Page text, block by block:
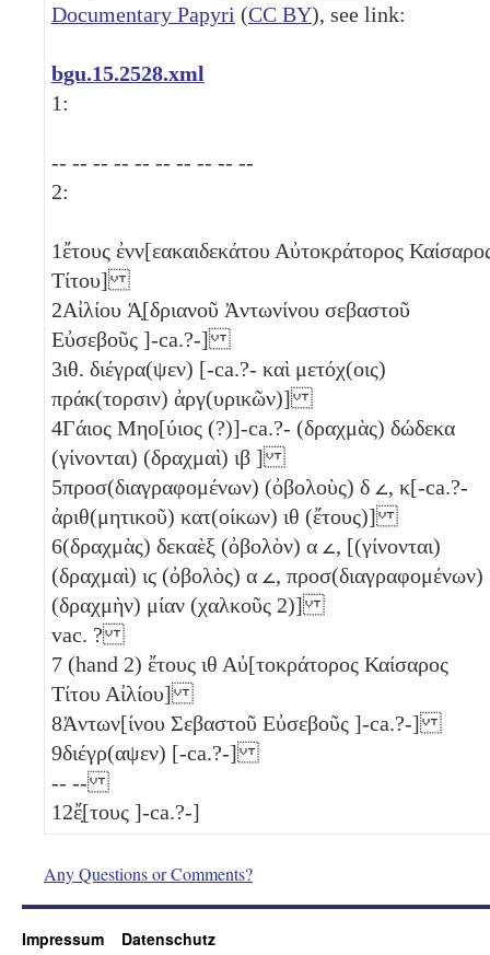
Documentary Papyri (CC BY), see link:
bgu.15.2528.xml
1:
-- -- -- -- -- -- -- -- -- --
2:
1ἔτους ἐνν[εακαιδεκάτου Αὐτοκράτορος
Τίτου]
2Αἰλίου Ἁ̣[δριανοῦ Ἀντωνίνου σεβαστοῦ
Εὐσεβοῦς ]-ca.?-]
3ιθ. διέγρα(ψεν) [-ca.?- καὶ μετόχ(οις)
πράκ(τορσιν) ἀργ(υρικῶν)]
4Γάιος Μηο[ύιος (?)]-ca.?- (δραχμὰς) δώδεκα
(γίνονται) (δραχμαὶ) ιβ ]
5προσ(διαγραφομένων) (ὀβολοὺς) δ 𐅵, κ[-ca.?-
ἀριθ(μητικοῦ) κατ(οίκων) ιθ (ἔτους)]
6(δραχμὰς) δεκαὲξ (ὀβολὸν) α 𐅵, [(γίνονται)
(δραχμαὶ) ιϛ (ὀβολὸς) α 𐅵, προσ(διαγραφομένων)
(δραχμὴν) μίαν (χαλκοῦς 2)]
vac. ?
7 (hand 2) ἔτους ιθ Αὐ[τοκράτορος Καίσαρος
Τίτου Αἰλίου]
8Ἀντων[ίνου Σεβαστοῦ Εὐσεβοῦς ]-ca.?-]
9διέγρ(αψεν) [-ca.?-]
-- --
12ἔ̣[τους ]-ca.?-]
Any Questions or Comments?
Impressum Datenschutz